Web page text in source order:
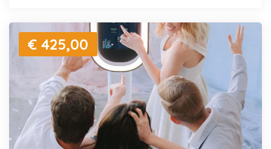
€ 425,00